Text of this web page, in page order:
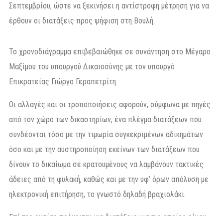
Σεπτεμβρίου, ώστε να ξεκινήσει η αντίστροφη μέτρηση για να
έρθουν οι διατάξεις προς ψήφιση στη Βουλή.
Το χρονοδιάγραμμα επιβεβαιώθηκε σε συνάντηση στο Μέγαρο
Μαξίμου του υπουργού Δικαιοσύνης με τον υπουργό
Επικρατείας Γιώργο Γεραπετρίτη.
Οι αλλαγές και οι τροποποιήσεις αφορούν, σύμφωνα με πηγές
από τον χώρο των δικαστηρίων, ένα πλέγμα διατάξεων που
συνδέονται τόσο με την τιμωρία συγκεκριμένων αδικημάτων
όσο και με την αυστηροποίηση εκείνων των διατάξεων που
δίνουν το δικαίωμα σε κρατουμένους να λαμβάνουν τακτικές
άδειες από τη φυλακή, καθώς και με την υφ’ όρων απόλυση με
ηλεκτρονική επιτήρηση, το γνωστό δηλαδή βραχιολάκι.